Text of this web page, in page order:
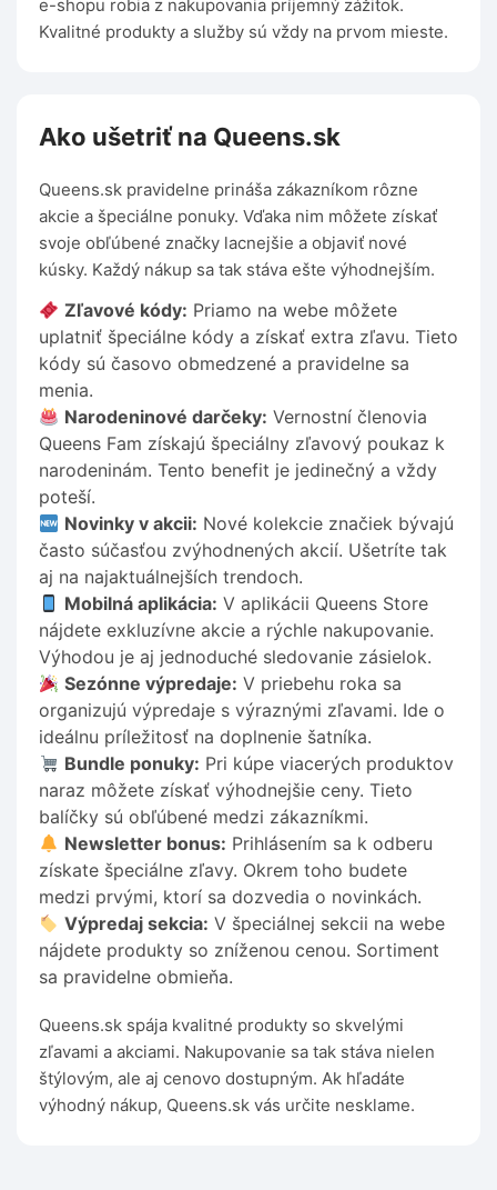
e-shopu robia z nakupovania príjemný zážitok.
Kvalitné produkty a služby sú vždy na prvom mieste.
Ako ušetriť na Queens.sk
Queens.sk pravidelne prináša zákazníkom rôzne
akcie a špeciálne ponuky. Vďaka nim môžete získať
svoje obľúbené značky lacnejšie a objaviť nové
kúsky. Každý nákup sa tak stáva ešte výhodnejším.
Zľavové kódy: Priamo na webe môžete
uplatniť špeciálne kódy a získať extra zľavu. Tieto
kódy sú časovo obmedzené a pravidelne sa
menia.
Narodeninové darčeky: Vernostní členovia
Queens Fam získajú špeciálny zľavový poukaz k
narodeninám. Tento benefit je jedinečný a vždy
poteší.
Novinky v akcii: Nové kolekcie značiek bývajú
často súčasťou zvýhodnených akcií. Ušetríte tak
aj na najaktuálnejších trendoch.
Mobilná aplikácia: V aplikácii Queens Store
nájdete exkluzívne akcie a rýchle nakupovanie.
Výhodou je aj jednoduché sledovanie zásielok.
Sezónne výpredaje: V priebehu roka sa
organizujú výpredaje s výraznými zľavami. Ide o
ideálnu príležitosť na doplnenie šatníka.
Bundle ponuky: Pri kúpe viacerých produktov
naraz môžete získať výhodnejšie ceny. Tieto
balíčky sú obľúbené medzi zákazníkmi.
Newsletter bonus: Prihlásením sa k odberu
získate špeciálne zľavy. Okrem toho budete
medzi prvými, ktorí sa dozvedia o novinkách.
Výpredaj sekcia: V špeciálnej sekcii na webe
nájdete produkty so zníženou cenou. Sortiment
sa pravidelne obmieňa.
Queens.sk spája kvalitné produkty so skvelými
zľavami a akciami. Nakupovanie sa tak stáva nielen
štýlovým, ale aj cenovo dostupným. Ak hľadáte
výhodný nákup, Queens.sk vás určite nesklame.